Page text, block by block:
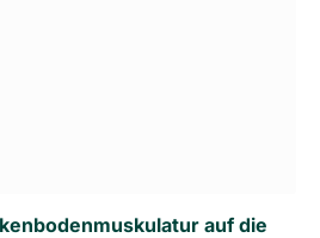
auf die